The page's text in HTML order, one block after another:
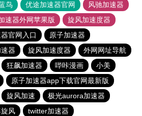
鸟 优途加速器官网
风驰加速器
速器外网苹果版
旋风加速度器
官网入口
原子加速器
器 旋风加速度器
外网网址导航
狂飙加速器 哔咔漫画
小美
原子加速器app下载官网最新版
旋风加速
极光aurora加速器
风
twitter加速器